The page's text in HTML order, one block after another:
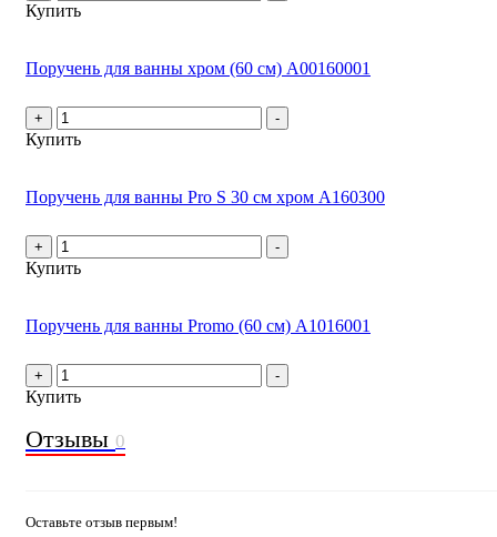
Купить
Поручень для ванны хром (60 см) А00160001
+ -
Купить
Поручень для ванны Pro S 30 см хром А160300
+ -
Купить
Поручень для ванны Promo (60 см) А1016001
+ -
Купить
Отзывы 0
Оставьте отзыв первым!